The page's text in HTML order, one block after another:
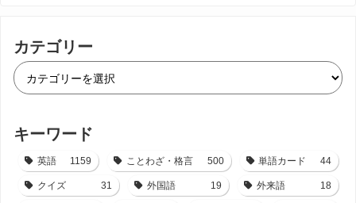
カテゴリー
キーワード
英語 1159 ことわざ・格言 500 単語カード 44
クイズ 31 外国語 19 外来語 18